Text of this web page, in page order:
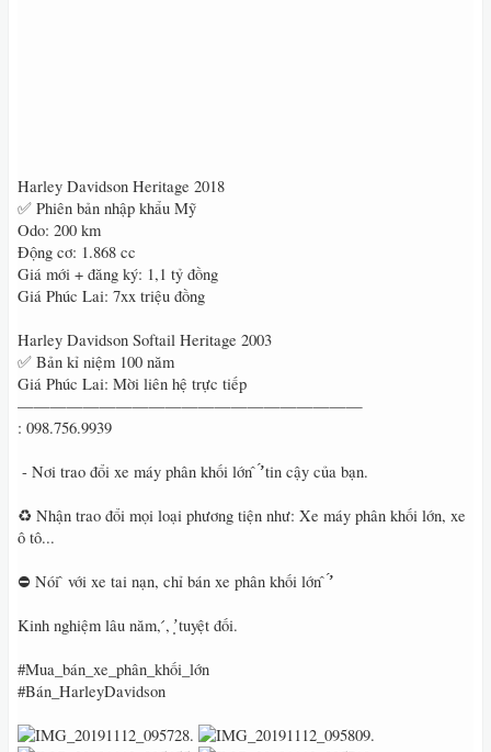
Harley Davidson Heritage 2018
✅ Phiên bản nhập khẩu Mỹ
Odo: 200 km
Động cơ: 1.868 cc
Giá mới + đăng ký: 1,1 tỷ đồng
Giá Phúc Lai: 7xx triệu đồng
Harley Davidson Softail Heritage 2003
✅ Bản kỉ niệm 100 năm
Giá Phúc Lai: Mời liên hệ trực tiếp
—————————————————————
: 098.756.9939
́ - Nơi trao đổi xe máy phân khối lớn ̂ ̛̛́ tin cậy của bạn.
♻️ Nhận trao đổi mọi loại phương tiện như: Xe máy phân khối lớn, xe
ô tô...
⛔️ Nói ̂ với xe tai nạn, chỉ bán xe phân khối lớn ̂ ̛̛́
Kinh nghiệm lâu năm, ́, ̛̣ tuyệt đối.
#Mua_bán_xe_phân_khối_lớn
#Bán_HarleyDavidson